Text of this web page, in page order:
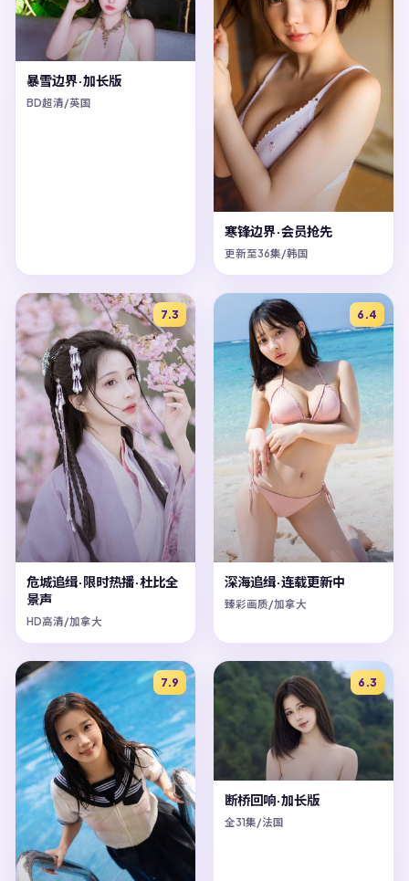
暴雪边界·加长版
BD超清/英国
寒锋边界·会员抢先
更新至36集/韩国
7.3
危城追缉·限时热播·杜比全
景声
HD高清/加拿大
6.4
深海追缉·连载更新中
臻彩画质/加拿大
7.9 6.3
断桥回响·加长版
全31集/法国